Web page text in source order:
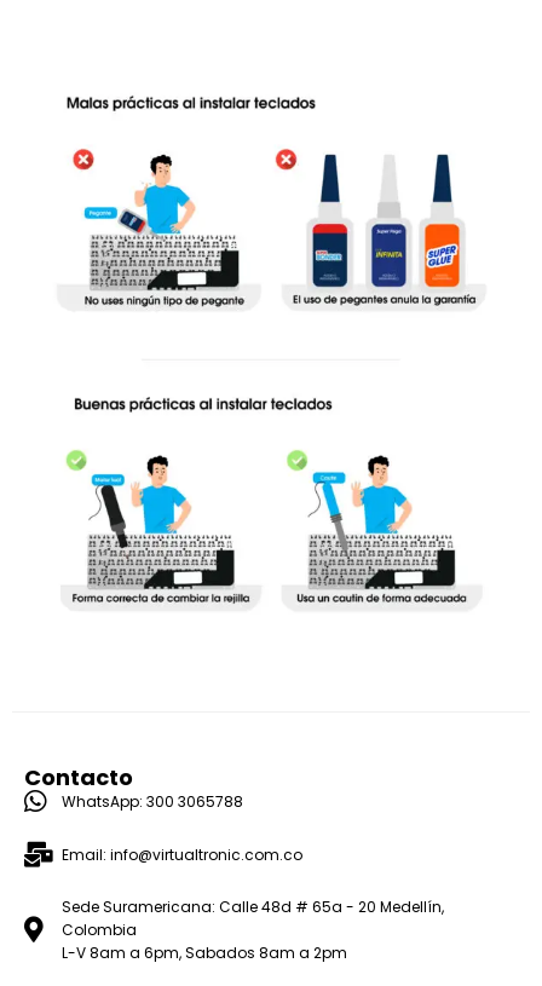
Contacto
WhatsApp: 300 3065788
Email: info@virtualtronic.com.co
Sede Suramericana: Calle 48d # 65a - 20 Medellín,
Colombia
L-V 8am a 6pm, Sabados 8am a 2pm